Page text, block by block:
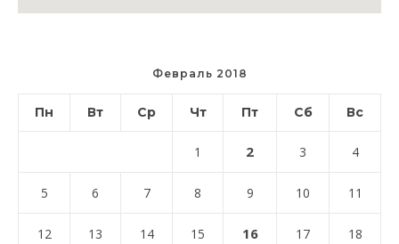
Февраль 2018
Пн Вт Ср Чт Пт Сб Вс
1 2 3 4
5 6 7 8 9 10 11
12 13 14 15 16 17 18